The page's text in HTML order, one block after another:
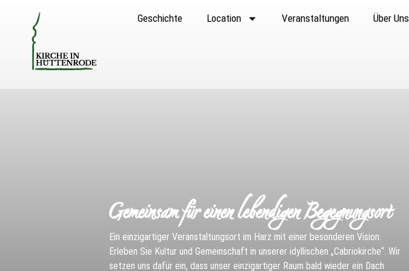
Geschichte Location Veranstaltungen Über Uns
Gemeinsam für einen lebendigen Begegnungsort
Ein einzigartiger Veranstaltungsort im Harz mit einer besonderen Vision.
Erleben Sie Kultur und Gemeinschaft in unserer idyllischen „Cabriokirche“. Wir
setzen uns dafür ein, dass unser einzigartiger Raum bald wieder ein Dach